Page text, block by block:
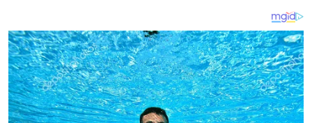
ट
खे
ल
क्रि
के